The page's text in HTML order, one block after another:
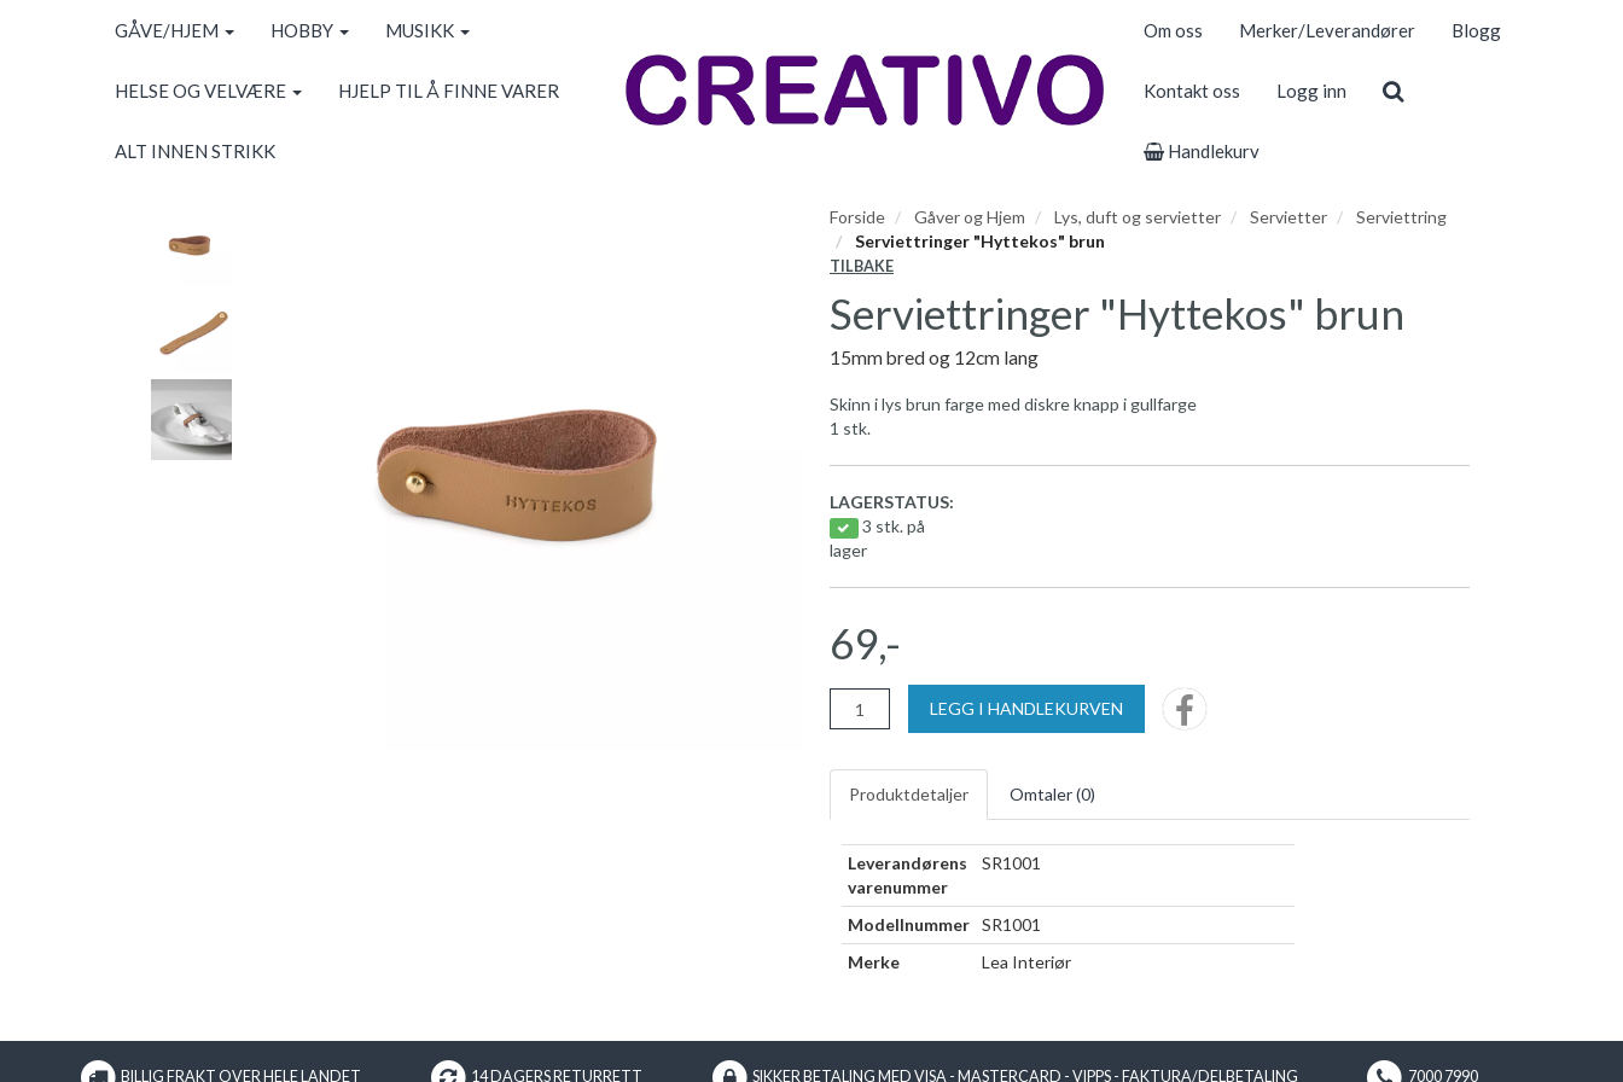
GÅVE/HJEM HOBBY MUSIKK
HELSE OG VELVÆRE HJELP TIL Å FINNE VARER
ALT INNEN STRIKK
Om oss Merker/Leverandører Blogg
Kontakt oss Logg inn
Handlekurv
Forside Gåver og Hjem Lys, duft og servietter Servietter
Serviettring
Serviettringer "Hyttekos" brun
TILBAKE
Serviettringer "Hyttekos" brun
15mm bred og 12cm lang
Skinn i lys brun farge med diskre knapp i gullfarge
1 stk.
LAGERSTATUS:
3 stk. på
lager
69,-
LEGG I HANDLEKURVEN
Produktdetaljer Omtaler (0)
Leverandørens
varenummer
SR1001
Modellnummer SR1001
Merke
Lea Interiør
BILLIG FRAKT OVER HELE LANDET 14 DAGERS RETURRETT SIKKER BETALING MED VISA - MASTERCARD - VIPPS - FAKTURA/DELBETALING 7000 7990